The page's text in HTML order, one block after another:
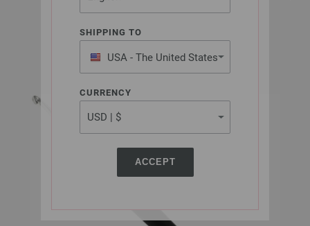
SHIPPING TO
USA - The United States
of America
CURRENCY
ACCEPT
STR. 3,0